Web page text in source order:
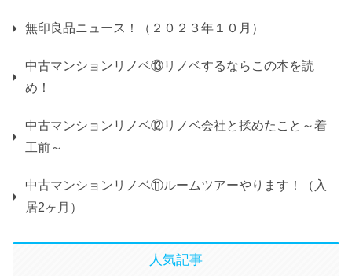
無印良品ニュース！（２０２３年１０月）
中古マンションリノベ⑬リノベするならこの本を読
め！
中古マンションリノベ⑫リノベ会社と揉めたこと～着
工前～
中古マンションリノベ⑪ルームツアーやります！（入
居2ヶ月）
人気記事